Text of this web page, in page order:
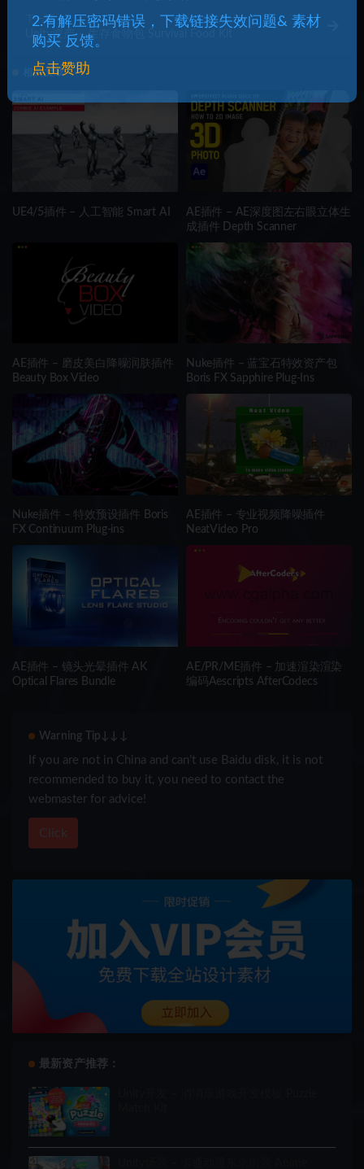
下一篇
Unity资产 – 生存食物包 Survival Food Kit
相关文章
UE4/5插件 – 人工智能 Smart AI
AE插件 – AE深度图左右眼立体生
成插件 Depth Scanner
AE插件 – 磨皮美白降噪润肤插件
Beauty Box Video
Nuke插件 – 蓝宝石特效资产包
Boris FX Sapphire Plug-Ins
Nuke插件 – 特效预设插件 Boris
FX Continuum Plug-ins
AE插件 – 专业视频降噪插件
NeatVideo Pro
AE插件 – 镜头光晕插件 AK
Optical Flares Bundle
AE/PR/ME插件 – 加速渲染渲染
编码Aescripts AfterCodecs
Warning Tip↓↓↓
If you are not in China and can’t use Baidu disk, it is not
recommended to buy it, you need to contact the
webmaster for advice!
Click
最新资产推荐：
2.有解压密码错误，下载链接失效问题& 素材
购买 反馈。
点击赞助